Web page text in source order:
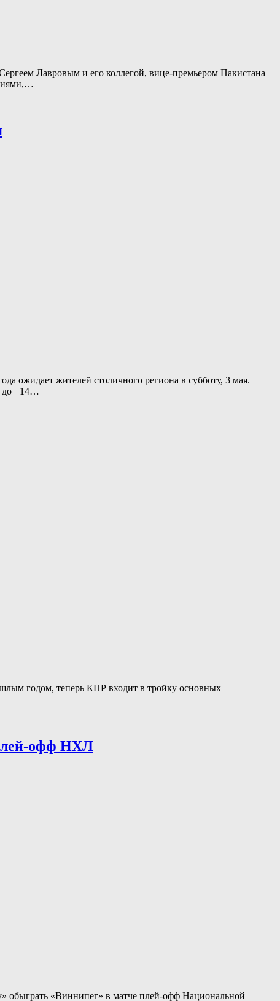
Лавровым и его коллегой, вице-премьером Пакистана
жителей столичного региона в субботу, 3 мая.
до +14…
годом, теперь КНР входит в тройку основных
офф НХЛ
обыграть «Виннипег» в матче плей-офф Национальной